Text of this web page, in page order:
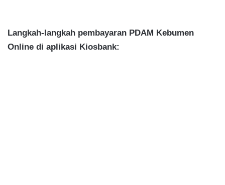
Langkah-langkah pembayaran PDAM Kebumen
Online di aplikasi Kiosbank: